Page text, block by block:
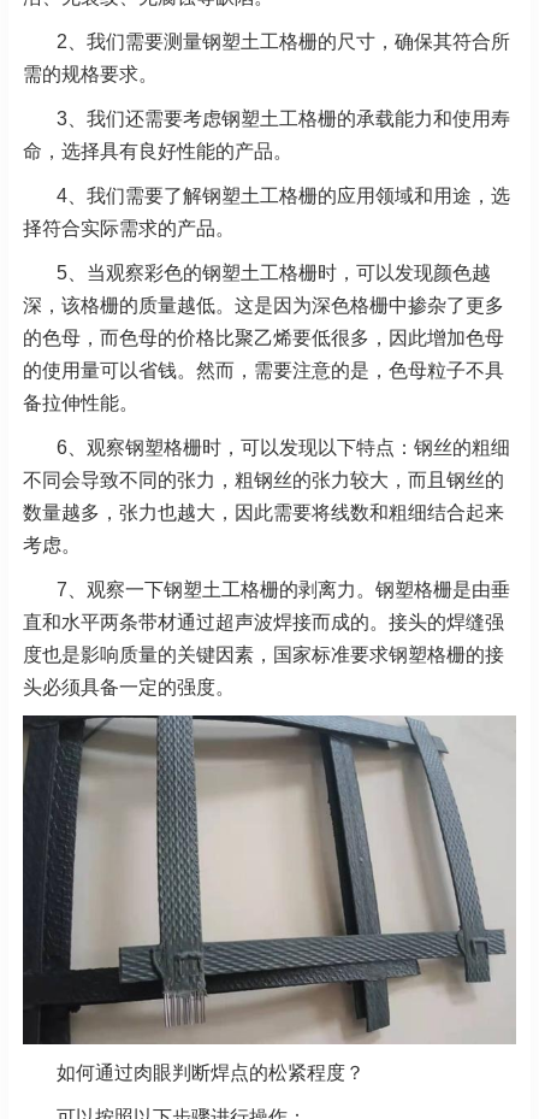
2、我们需要测量钢塑土工格栅的尺寸，确保其符合所
需的规格要求。
3、我们还需要考虑钢塑土工格栅的承载能力和使用寿
命，选择具有良好性能的产品。
4、我们需要了解钢塑土工格栅的应用领域和用途，选
择符合实际需求的产品。
5、当观察彩色的钢塑土工格栅时，可以发现颜色越
深，该格栅的质量越低。这是因为深色格栅中掺杂了更多
的色母，而色母的价格比聚乙烯要低很多，因此增加色母
的使用量可以省钱。然而，需要注意的是，色母粒子不具
备拉伸性能。
6、观察钢塑格栅时，可以发现以下特点：钢丝的粗细
不同会导致不同的张力，粗钢丝的张力较大，而且钢丝的
数量越多，张力也越大，因此需要将线数和粗细结合起来
考虑。
7、观察一下钢塑土工格栅的剥离力。钢塑格栅是由垂
直和水平两条带材通过超声波焊接而成的。接头的焊缝强
度也是影响质量的关键因素，国家标准要求钢塑格栅的接
头必须具备一定的强度。
如何通过肉眼判断焊点的松紧程度？